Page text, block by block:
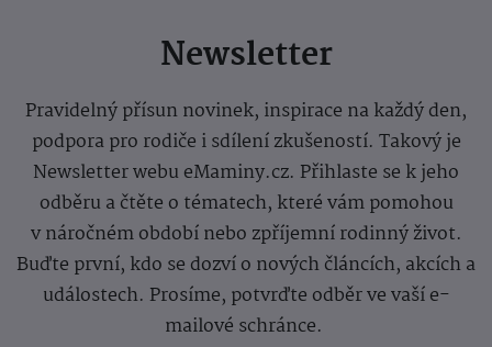
Newsletter
Pravidelný přísun novinek, inspirace na každý den,
podpora pro rodiče i sdílení zkušeností. Takový je
Newsletter webu eMaminy.cz. Přihlaste se k jeho
odběru a čtěte o tématech, které vám pomohou
v náročném období nebo zpříjemní rodinný život.
Buďte první, kdo se dozví o nových článcích, akcích a
událostech. Prosíme, potvrďte odběr ve vaší e-
mailové schránce.